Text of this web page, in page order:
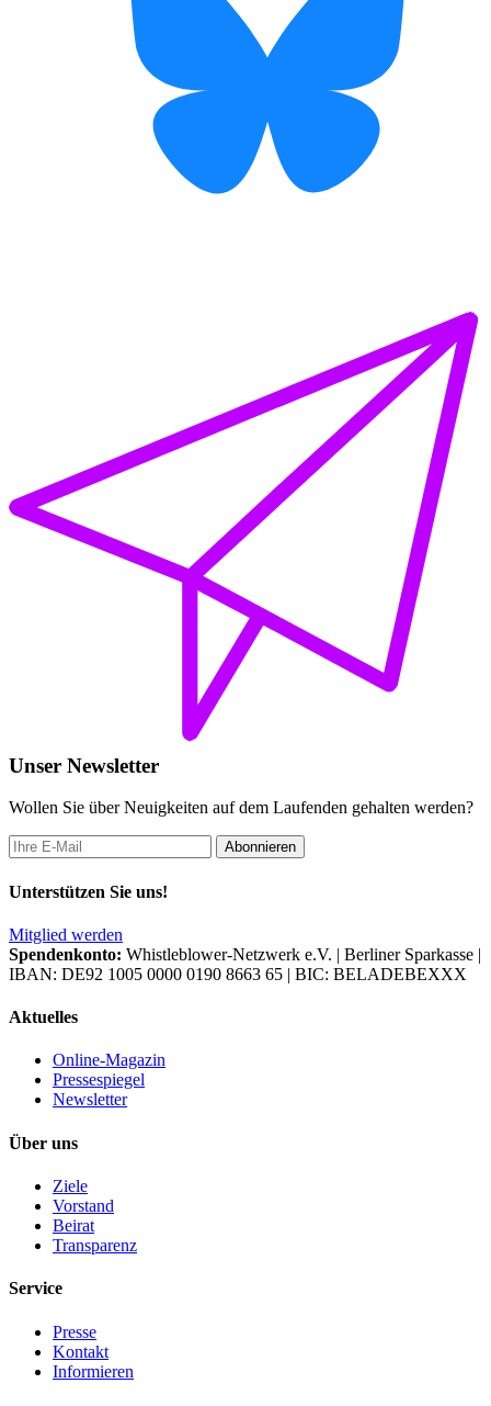
Unser Newsletter
Wollen Sie über Neuigkeiten auf dem Laufenden gehalten werden?
Unterstützen Sie uns!
Mitglied werden
Spendenkonto: Whistleblower-Netzwerk e.V. | Berliner Sparkasse |
IBAN: DE92 1005 0000 0190 8663 65 | BIC: BELADEBEXXX
Aktuelles
Online-Magazin
Pressespiegel
Newsletter
Über uns
Ziele
Vorstand
Beirat
Transparenz
Service
Presse
Kontakt
Informieren